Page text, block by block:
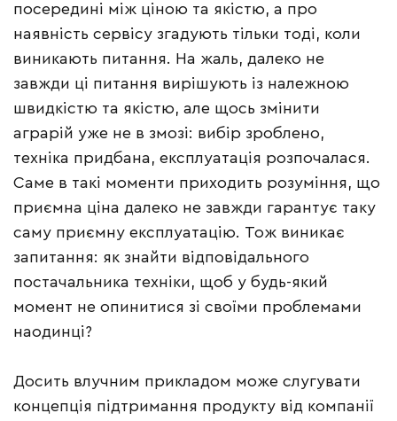
посередині між ціною та якістю, а про
наявність сервісу згадують тільки тоді, коли
виникають питання. На жаль, далеко не
завжди ці питання вирішують із належною
швидкістю та якістю, але щось змінити
аграрій уже не в змозі: вибір зроблено,
техніка придбана, експлуатація розпочалася.
Саме в такі моменти приходить розуміння, що
приємна ціна далеко не завжди гарантує таку
саму приємну експлуатацію. Тож виникає
запитання: як знайти відповідального
постачальника техніки, щоб у будь-який
момент не опинитися зі своїми проблемами
наодинці?
Досить влучним прикладом може слугувати
концепція підтримання продукту від компанії